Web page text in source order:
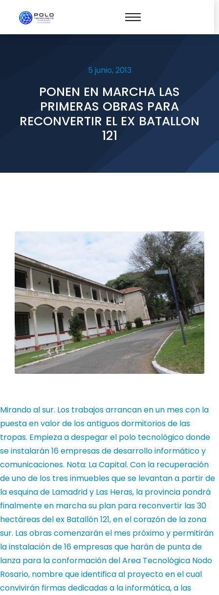
5 junio, 2013
PONEN EN MARCHA LAS
PRIMERAS OBRAS PARA
RECONVERTIR EL EX BATALLON
121
Mirando al sur. Los trabajos arrancan en un mes con la
puesta en valor de los antiguos dormitorios de las
tropas. Empieza a despegar el polo tecnológico donde
se instalarán 16 empresas de desarrollo informático y
comunicaciones. Nota: La Capital. Con la recuperación
de uno de los tres inmuebles que se levantan a partir de
la esquina de Lamadrid y Las Heras, la provincia pondrá
finalmente en marcha su plan para reconvertir las 30
hectáreas del ex Batallón 121, en el corazón de la zona
sur. Las obras comenzarán el mes próximo y permitirán
la instalación de 16 empresas que harán de punta de
lanza para la conformación del Area Tecnológica Nodo
Rosario, nombre que identifica al proyecto en el cual
convivirán firmas dedicadas a la informática, a las